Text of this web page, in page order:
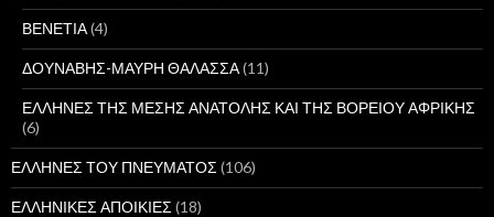
ΒΕΝΕΤΙΑ(4)
ΔΟΥΝΑΒΗΣ-ΜΑΥΡΗ ΘΑΛΑΣΣΑ(11)
ΕΛΛΗΝΕΣ ΤΗΣ ΜΕΣΗΣ ΑΝΑΤΟΛΗΣ ΚΑΙ ΤΗΣ ΒΟΡΕΙΟΥ ΑΦΡΙΚΗΣ
(6)
ΕΛΛΗΝΕΣ ΤΟΥ ΠΝΕΥΜΑΤΟΣ (106)
ΕΛΛΗΝΙΚΕΣ ΑΠΟΙΚΙΕΣ (18)